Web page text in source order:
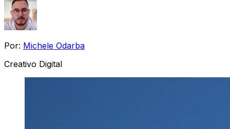
Por: Michele Odarba
Creativo Digital